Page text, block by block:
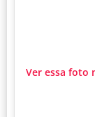
Ver essa foto